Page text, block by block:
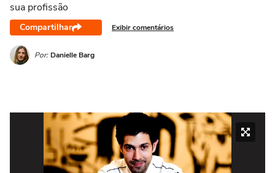
sua profissão
Compartilhar Exibir comentários
Por: Danielle Barg